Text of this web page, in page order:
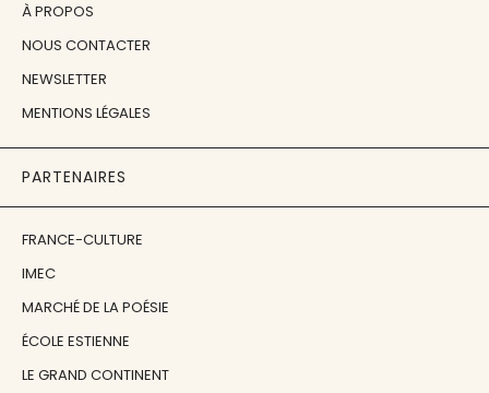
À PROPOS
NOUS CONTACTER
NEWSLETTER
MENTIONS LÉGALES
PARTENAIRES
FRANCE-CULTURE
IMEC
MARCHÉ DE LA POÉSIE
ÉCOLE ESTIENNE
LE GRAND CONTINENT